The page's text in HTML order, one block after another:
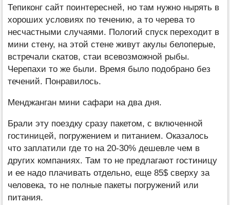
Тепиконг сайт поинтересней, но там нужно нырять в
хороших условиях по течению, а то черева то
несчастными случаями. Пологий спуск переходит в
мини стену, на этой стене живут акулы белоперые,
встречали скатов, стаи всевозможной рыбы.
Черепахи то же были. Время было подобрано без
течений. Понравилось.
Менджанган мини сафари на два дня.
Брали эту поездку сразу пакетом, с включенной
гостиницей, погружением и питанием. Оказалось
что заплатили где то на 20-30% дешевле чем в
других компаниях. Там то не предлагают гостиницу
и ее надо плачивать отдельно, еще 85$ сверху за
человека, то не полные пакеты погружений или
питания.